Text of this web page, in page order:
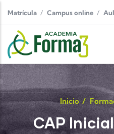
Matrícula Campus online
Inicio /
CAP